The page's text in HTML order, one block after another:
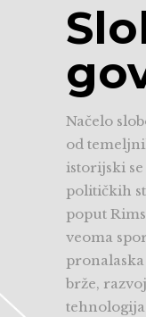
Načelo
od
istorijski
političkih
poput
veoma
pronalaska
brže,